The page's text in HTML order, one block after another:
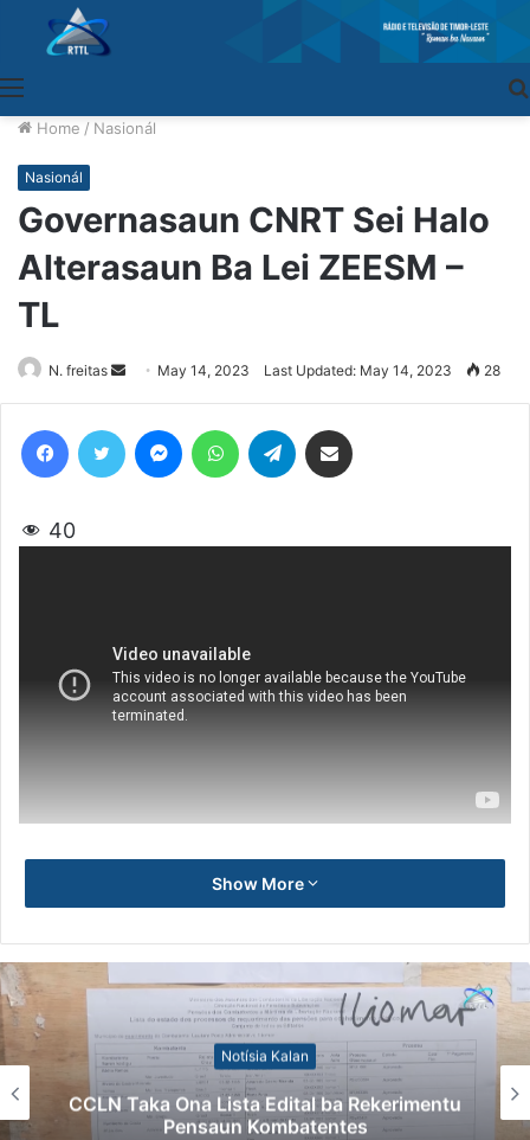
Home / Nasionál
Nasionál
Governasaun CNRT Sei Halo
Alterasaun Ba Lei ZEESM –
TL
N. freitas
Send
an
email
May 14, 2023 Last Updated: May 14, 2023 28
40
Show More
Notísia Kalan
CCLN Taka Ona Lista Edital ba Rekerimentu
Pensaun Kombatentes